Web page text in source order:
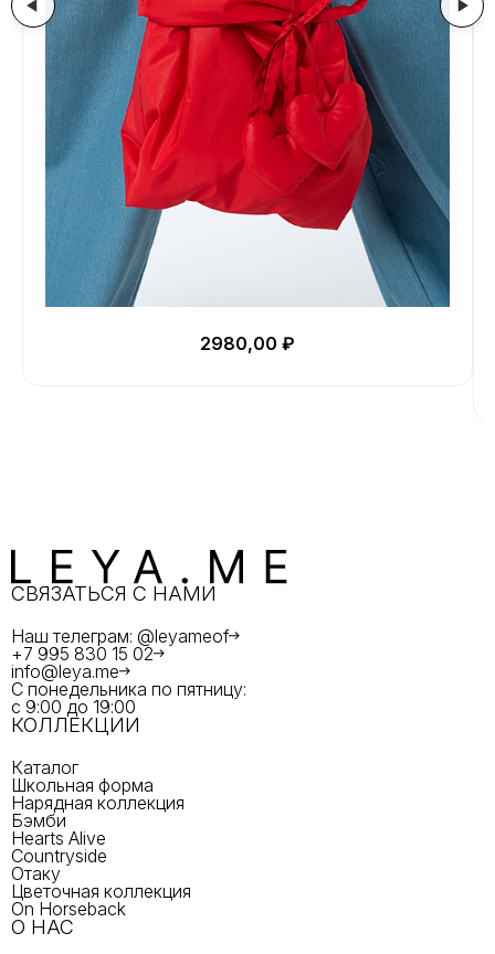
2980,00 ₽
СВЯЗАТЬСЯ С НАМИ
Наш телеграм: @leyameof
+7 995 830 15 02
info@leya.me
С понедельника по пятницу:
с 9:00 до 19:00
КОЛЛЕКЦИИ
Каталог
Школьная форма
Нарядная коллекция
Бэмби
Hearts Alive
Countryside
Отаку
Цветочная коллекция
On Horseback
О НАС